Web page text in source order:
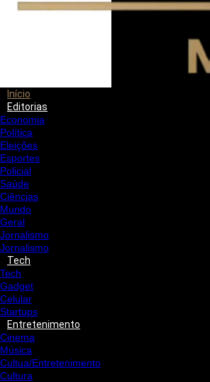
Início
Editorias
Economia
Política
Eleições
Esportes
Policial
Saúde
Ciências
Mundo
Geral
Jornalismo
Jornalismo
Tech
Tech
Gadget
Celular
Startups
Entretenimento
Cinema
Música
Cultua/Entretenimento
Cultura